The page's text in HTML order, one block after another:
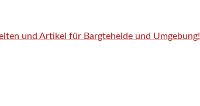
und Artikel für Bargteheide und Umgebung!